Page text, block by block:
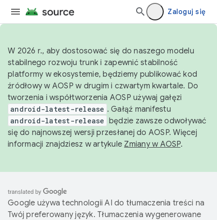
Zaloguj się
W 2026 r., aby dostosować się do naszego modelu
stabilnego rozwoju trunk i zapewnić stabilność
platformy w ekosystemie, będziemy publikować kod
źródłowy w AOSP w drugim i czwartym kwartale. Do
tworzenia i współtworzenia AOSP używaj gałęzi
android-latest-release . Gałąź manifestu
android-latest-release będzie zawsze odwoływać
się do najnowszej wersji przesłanej do AOSP. Więcej
informacji znajdziesz w artykule Zmiany w AOSP.
Google używa technologii AI do tłumaczenia treści na
Twój preferowany język. Tłumaczenia wygenerowane